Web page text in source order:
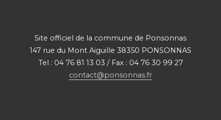
Site officiel de la commune de Ponsonnas
147 rue du Mont Aiguille 38350 PONSONNAS
Tel : 04 76 81 13 03 / Fax : 04 76 30 99 27
contact@ponsonnas.fr